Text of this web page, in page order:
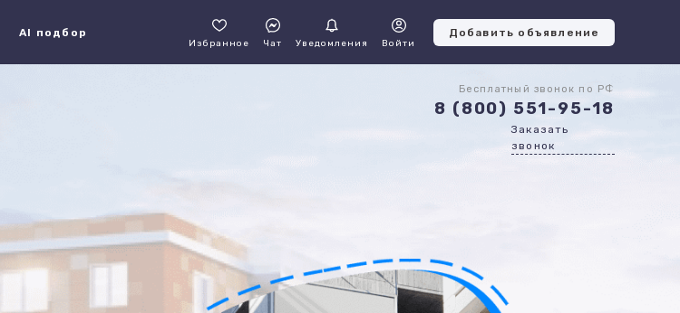
AI подбор
Избранное Чат Уведомления Войти
Добавить объявление
Бесплатный звонок по РФ
8 (800) 551-95-18
Заказать
звонок